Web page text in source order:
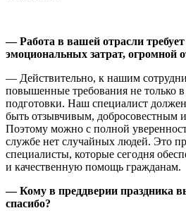
— Работа в вашей отрасли
эмоциональных затрат, огромной
— Действительно, к нашим
повышенные требования не только
подготовки. Наш специалист
быть отзывчивым, добросовестным
Поэтому можно с полной
службе нет случайных людей. Это
специалисты, которые сегодня
и качественную помощь гражданам.
— Кому в преддверии праздника
спасибо?